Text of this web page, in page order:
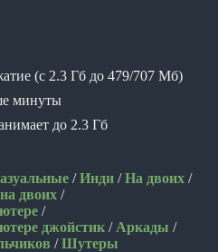
(с 2.3 Гб до 479/707 Мб)
минуты
до 2.3 Гб
/Инди /На двоих /
двоих /
/
джойстик / Аркады /
/Шутеры